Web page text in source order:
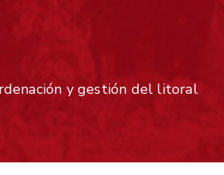
y gestión del litoral